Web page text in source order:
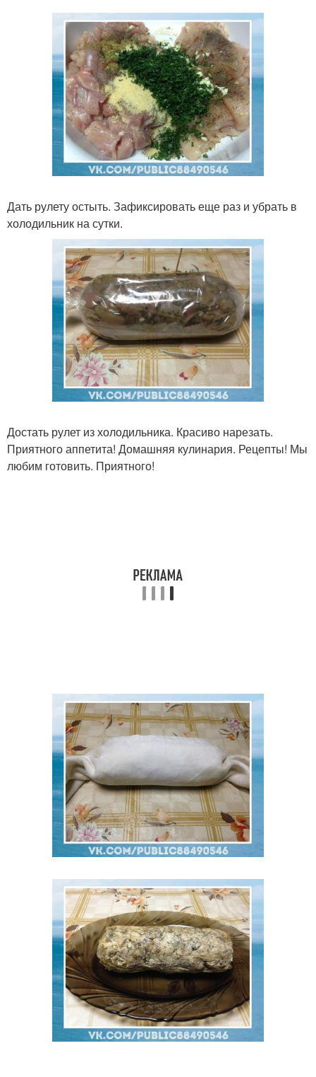
Дать рулету остыть. Зафиксировать еще раз и убрать в
холодильник на сутки.
Достать рулет из холодильника. Красиво нарезать.
Приятного аппетита! Домашняя кулинария. Рецепты! Мы
любим готовить. Приятного!